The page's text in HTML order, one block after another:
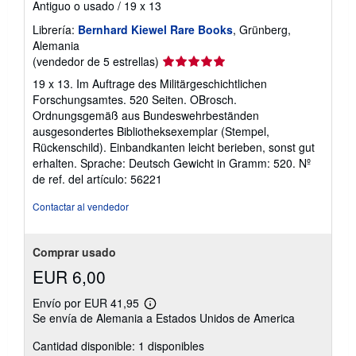
Antiguo o usado / 19 x 13
Librería: Bernhard Kiewel Rare Books, Grünberg,
Alemania
(vendedor de 5 estrellas) Calificación
del
vendedor:
5
de
5
estrellas
19 x 13. Im Auftrage des Militärgeschichtlichen
Forschungsamtes. 520 Seiten. OBrosch.
Ordnungsgemäß aus Bundeswehrbeständen
ausgesondertes Bibliotheksexemplar (Stempel,
Rückenschild). Einbandkanten leicht berieben, sonst gut
erhalten. Sprache: Deutsch Gewicht in Gramm: 520. Nº
de ref. del artículo: 56221
Contactar al vendedor
Comprar usado
EUR 6,00
Envío por EUR 41,95
Más
información
las
Se envía de Alemania a Estados Unidos de America
Cantidad disponible: 1 disponibles